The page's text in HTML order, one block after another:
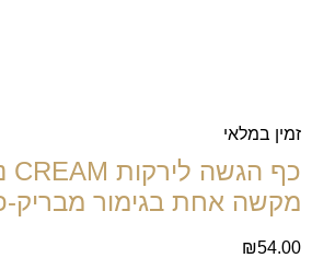
זמין במלאי
מקשה אחת בגימור מבריק-
₪54.00